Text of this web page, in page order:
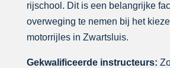
rijschool. Dit is een belangrijke
overweging te nemen bij het
motorrijles in Zwartsluis.
Gekwalificeerde instructeurs: